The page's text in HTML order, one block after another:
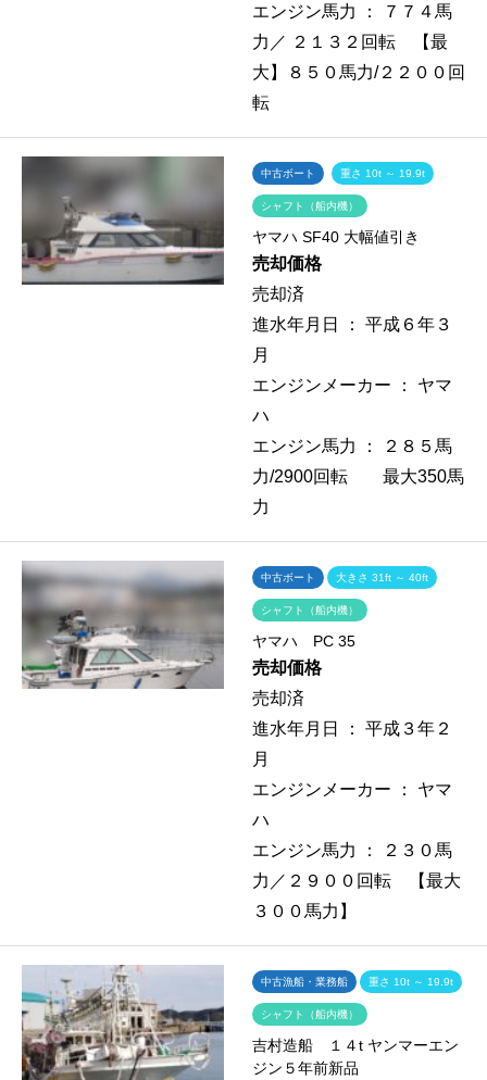
エンジン馬力 ：
７７４馬
力／ ２１３２回転 【最
大】８５０馬力/２２００回
転
中古ボート 重さ 10t ～ 19.9t
シャフト（船内機）
ヤマハ SF40 大幅値引き
売却価格
売却済
進水年月日 ： 平成６年３
月
エンジンメーカー ： ヤマ
ハ
エンジン馬力 ：
２８５馬
力/2900回転 最大350馬
力
中古ボート 大きさ 31ft ～ 40ft
シャフト（船内機）
ヤマハ PC 35
売却価格
売却済
進水年月日 ： 平成３年２
月
エンジンメーカー ： ヤマ
ハ
エンジン馬力 ：
２３０馬
力／２９００回転 【最大
３００馬力】
中古漁船・業務船 重さ 10t ～ 19.9t
シャフト（船内機）
吉村造船 １４t ヤンマーエン
ジン５年前新品